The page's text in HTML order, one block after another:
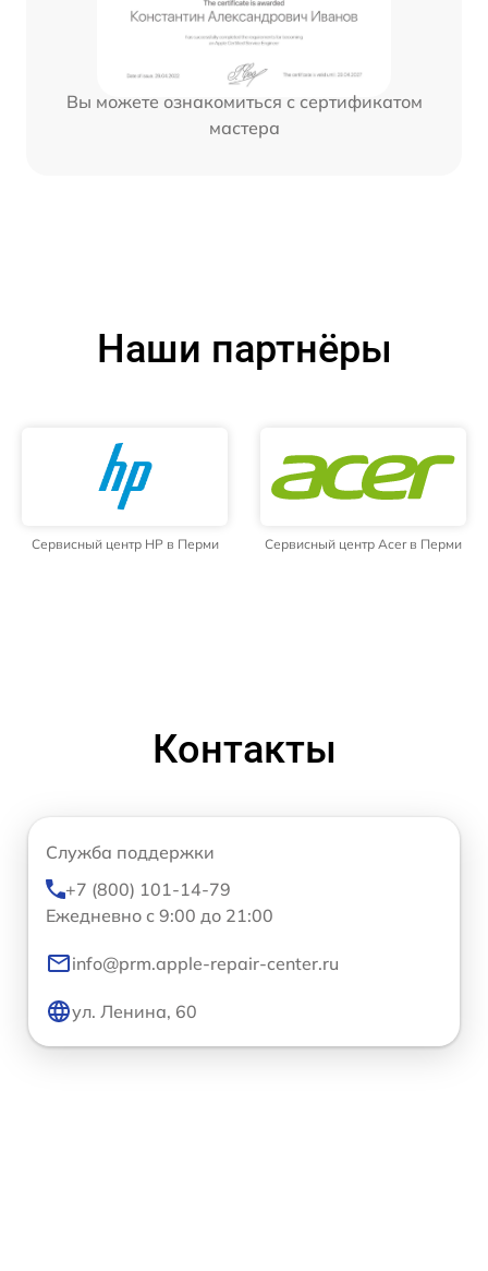
Вы можете ознакомиться с сертификатом
мастера
Наши партнёры
Сервисный центр HP в Перми Сервисный центр Acer в Перми
Контакты
Служба поддержки
+7 (800) 101-14-79
Ежедневно с 9:00 до 21:00
info@prm.apple-repair-center.ru
ул. Ленина, 60